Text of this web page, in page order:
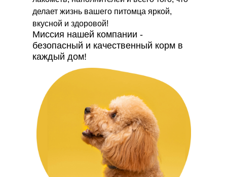
делает жизнь вашего питомца яркой,
вкусной и здоровой!
Миссия нашей компании -
безопасный и качественный корм в
каждый дом!